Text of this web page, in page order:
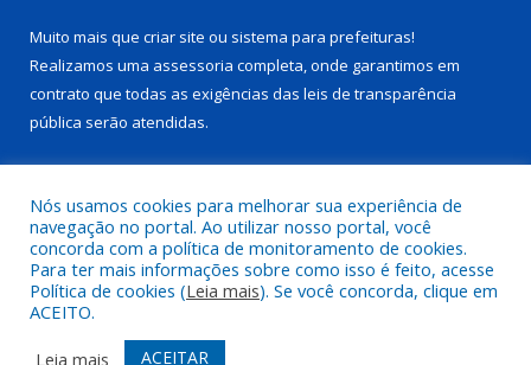
Muito mais que criar site ou sistema para prefeituras!
Realizamos uma assessoria completa, onde garantimos em
contrato que todas as exigências das leis de transparência
pública serão atendidas.
Todos os direitos reservados a Prefeitura Municipal de Trairão.
Mapa do Site Acessar Área Administrativa
Nós usamos cookies para melhorar sua experiência de
navegação no portal. Ao utilizar nosso portal, você
concorda com a política de monitoramento de cookies.
Para ter mais informações sobre como isso é feito, acesse
Política de cookies (Leia mais). Se você concorda, clique em
ACEITO.
Leia mais
ACEITAR